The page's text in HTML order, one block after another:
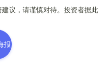
议，请谨慎对待。投资者据此
报